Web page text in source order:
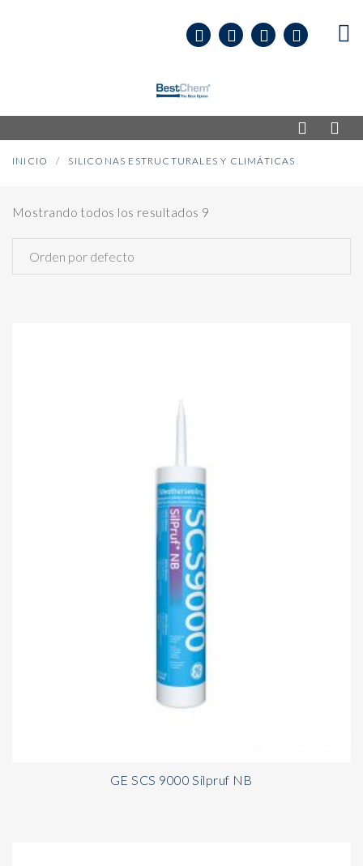
INICIO SILICONAS ESTRUCTURALES Y CLIMÁTICAS
Mostrando todos los resultados 9
GE SCS 9000 Silpruf NB